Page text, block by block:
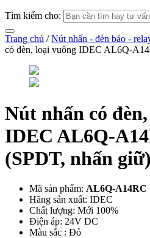
Tìm kiếm cho:
Trang chủ /Nút nhấn - đèn báo -
có đèn, loại vuông IDEC AL6Q-
Nút nhấn có
IDEC AL6Q-
(SPDT, nhấn giữ)
Mã sản phẩm: AL6Q-A14RC
Hãng sản xuất: IDEC
Chất lượng: Mới 100%
Điện áp: 24V DC
Màu sắc : Đỏ